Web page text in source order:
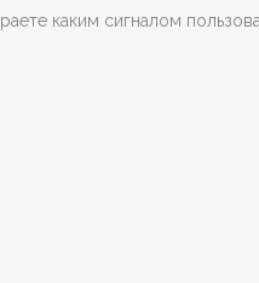
каким сигналом